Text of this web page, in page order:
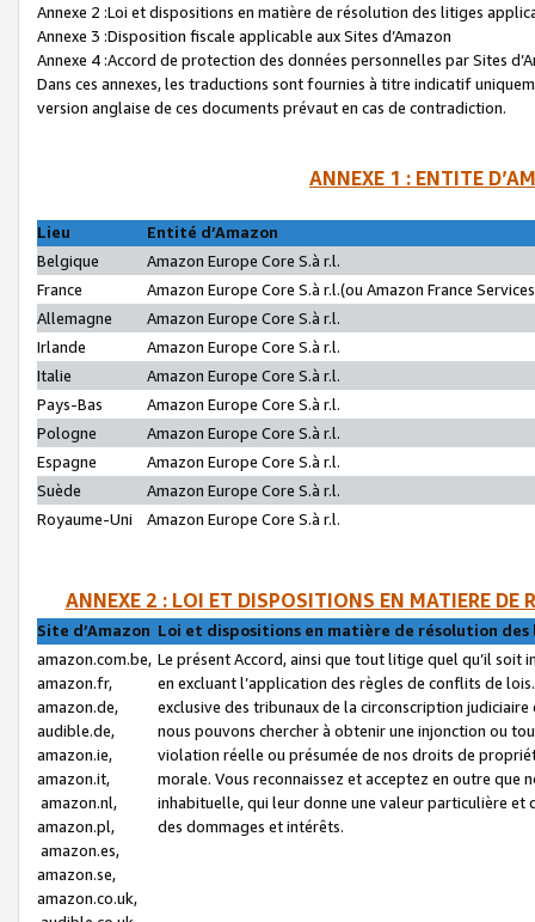
Annexe 2 :Loi et dispositions en matière de résolution des litiges
Annexe 3 :Disposition fiscale applicable aux Sites d’Amazon
Annexe 4 :Accord de protection des données personnelles par Sites
Dans ces annexes, les traductions sont fournies à titre indicatif
version anglaise de ces documents prévaut en cas de contradiction.
ANNEXE 1 : ENTITE
Lieu
Entité d’Amazon
Belgique
Amazon Europe Core S.à r.l.
France
Amazon Europe Core S.à r.l.(ou Amazon France
Allemagne
Amazon Europe Core S.à r.l.
Irlande
Amazon Europe Core S.à r.l.
Italie
Amazon Europe Core S.à r.l.
Pays-Bas
Amazon Europe Core S.à r.l.
Pologne
Amazon Europe Core S.à r.l.
Espagne
Amazon Europe Core S.à r.l.
Suède
Amazon Europe Core S.à r.l.
Royaume-Uni
Amazon Europe Core S.à r.l.
ANNEXE 2 : LOI ET DISPOSITIONS EN MATIERE DE
Site d’Amazon Loi et dispositions en matière de résolution
amazon.com.be,
amazon.fr,
amazon.de,
audible.de,
amazon.ie,
amazon.it,
amazon.nl,
amazon.pl,
amazon.es,
amazon.se,
amazon.co.uk,
Le présent Accord, ainsi que tout litige quel qu’il soit
en excluant l’application des règles de conflits de
exclusive des tribunaux de la circonscription
nous pouvons chercher à obtenir une injonction ou
violation réelle ou présumée de nos droits de
morale. Vous reconnaissez et acceptez en outre que
inhabituelle, qui leur donne une valeur particulière
des dommages et intérêts.